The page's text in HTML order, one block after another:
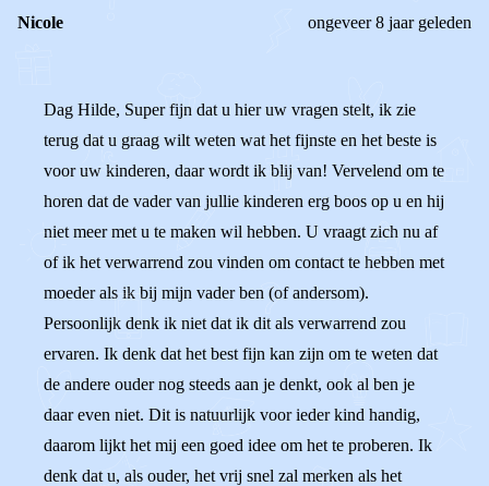
Nicole ongeveer 8 jaar geleden
Dag Hilde, Super fijn dat u hier uw vragen stelt, ik zie
terug dat u graag wilt weten wat het fijnste en het beste is
voor uw kinderen, daar wordt ik blij van! Vervelend om te
horen dat de vader van jullie kinderen erg boos op u en hij
niet meer met u te maken wil hebben. U vraagt zich nu af
of ik het verwarrend zou vinden om contact te hebben met
moeder als ik bij mijn vader ben (of andersom).
Persoonlijk denk ik niet dat ik dit als verwarrend zou
ervaren. Ik denk dat het best fijn kan zijn om te weten dat
de andere ouder nog steeds aan je denkt, ook al ben je
daar even niet. Dit is natuurlijk voor ieder kind handig,
daarom lijkt het mij een goed idee om het te proberen. Ik
denk dat u, als ouder, het vrij snel zal merken als het